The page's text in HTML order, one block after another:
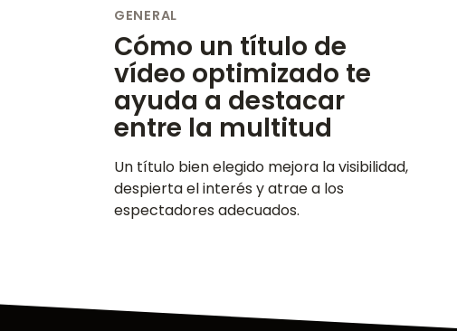
GENERAL
Cómo un título de
vídeo optimizado te
ayuda a destacar
entre la multitud
Un título bien elegido mejora la visibilidad,
despierta el interés y atrae a los
espectadores adecuados.